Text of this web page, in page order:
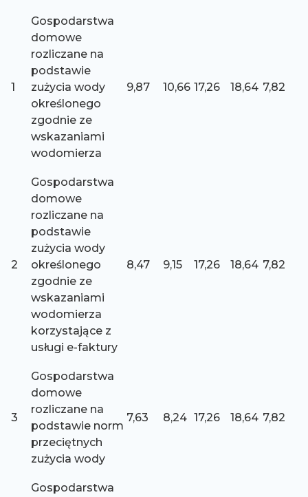
1
Gospodarstwa
domowe
rozliczane na
podstawie
zużycia wody
określonego
zgodnie ze
wskazaniami
wodomierza
9,87 10,66 17,26 18,64 7,82
2
Gospodarstwa
domowe
rozliczane na
podstawie
zużycia wody
określonego
zgodnie ze
wskazaniami
wodomierza
korzystające z
usługi e-faktury
8,47 9,15 17,26 18,64 7,82
3
Gospodarstwa
domowe
rozliczane na
podstawie norm
przeciętnych
zużycia wody
7,63 8,24 17,26 18,64 7,82
Gospodarstwa